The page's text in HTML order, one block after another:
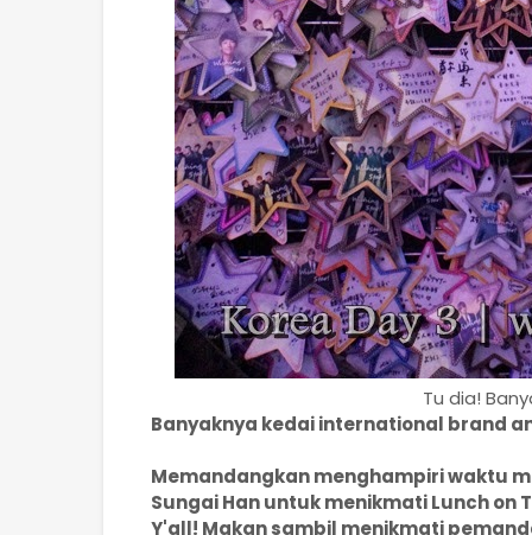
Tu dia!
Banyaknya kedai international brand
Memandangkan menghampiri waktu
Sungai Han untuk menikmati Lunch on
Y'all! Makan sambil menikmati